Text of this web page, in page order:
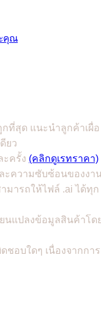
คุณ
ที่สุด แนะนำลูกค้าเผื่อ
ยว
ครั้ง (คลิกดูเรทราคา)
ะความซับซ้อนของงา
มารถให้ไฟล์ .ai ได้ทุก
นแปลงข้อมูลสินค้าโด
ชอบใดๆ เนื่องจากการ